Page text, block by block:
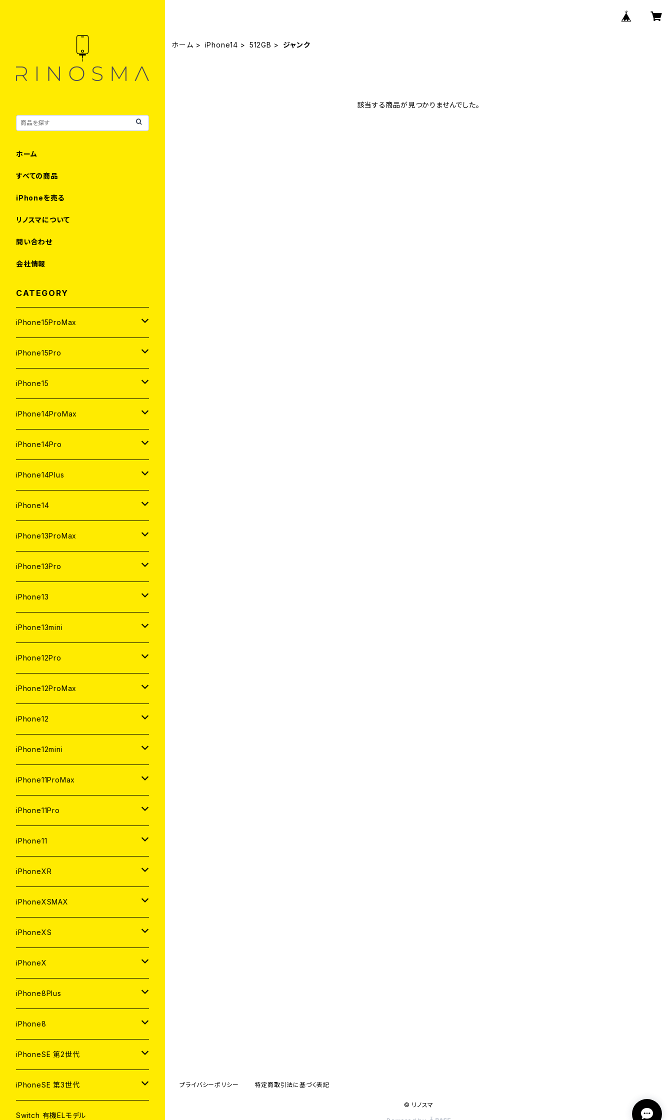
ホーム iPhone14 512GB ジャンク
該当する商品が見つかりませんでした。
ホーム
すべての商品
iPhoneを売る
リノスマについて
問い合わせ
会社情報
CATEGORY
iPhone15ProMax
1TB
新品
中古（整備済み）
512GB
新品
中古（整備済み）
256GB
新品
中古（整備済み）
iPhone15Pro
1TB
新品
中古（整備済み）
512GB
新品
中古（整備済み）
256GB
新品
中古（整備済み）
128GB
新品
中古（整備済み）
iPhone15
512GB
新品
中古（整備済み）
256GB
新品
中古（整備済み）
128GB
新品
中古（整備済み）
iPhone14ProMax
1TB
新品
中古（整備済み）
512GB
新品
中古（整備済み）
256GB
新品
中古（整備済み）
128GB
新品
中古（整備済み）
iPhone14Pro
1TB
新品
中古（整備済み）
512GB
新品
中古（整備済み）
256GB
新品
中古（整備済み）
128GB
新品
中古（整備済み）
iPhone14Plus
512GB
新品
中古（整備済み）
256GB
新品
中古（整備済み）
128GB
新品
中古（整備済み）
iPhone14
128GB
新品
中古（整備済み）
256GB
新品
中古（整備済み）
512GB
新品
中古（整備済み）
iPhone13ProMax
1TB
新品
中古（整備済み）
512GB
新品
中古（整備済み）
256GB
新品
中古（整備済み）
128GB
新品
中古（整備済み）
iPhone13Pro
1TB
新品
中古（整備済み）
512GB
新品
中古（整備済み）
256GB
新品
中古（整備済み）
128GB
新品
中古（整備済み）
iPhone13
512GB
新品
中古（整備済み）
256GB
新品
中古（整備済み）
128GB
新品
中古（整備済み）
iPhone13mini
512GB
新品
中古（整備済み）
256GB
新品
中古（整備済み）
128GB
新品
中古（整備済み）
iPhone12Pro
128GB
新品
中古（整備済み）
256GB
新品
中古（整備済み）
512GB
新品
中古（整備済み）
iPhone12ProMax
512GB
新品
中古（整備済み）
256GB
新品
中古（整備済み）
128GB
新品
中古（整備済み）
iPhone12
256GB
新品
中古（整備済み）
128GB
新品
中古（整備済み）
64GB
新品
中古（整備済み）
iPhone12mini
256GB
新品
中古（整備済み）
128GB
新品
中古（整備済み）
64GB
新品
中古（整備済み）
iPhone11ProMax
512GB
新品
中古（整備済み）
256GB
新品
中古（整備済み）
64GB
新品
中古（整備済み）
iPhone11Pro
512GB
新品
中古（整備済み）
256GB
新品
中古（整備済み）
64GB
新品
中古（整備済み）
iPhone11
256GB
新品
中古（整備済み）
128GB
新品
中古（整備済み）
64GB
新品
中古（整備済み）
iPhoneXR
256GB
新品
中古（整備済み）
128GB
新品
中古（整備済み）
64GB
新品
中古（整備済み）
iPhoneXSMAX
512GB
新品
中古（整備済み）
256GB
新品
中古（整備済み）
64GB
新品
中古（整備済み）
iPhoneXS
512GB
新品
中古（整備済み）
256GB
新品
中古（整備済み）
64GB
新品
中古（整備済み）
iPhoneX
256GB
新品
中古（整備済み）
64GB
新品
中古（整備済み）
iPhone8Plus
256GB
新品
中古（整備済み）
128GB
新品
中古（整備済み）
64GB
新品
iPhone8
256GB
新品
中古（整備済み）
128GB
新品
64GB
iPhoneSE 第2世代
256GB
新品
128GB
iPhoneSE 第3世代
256GB
Switch 有機ELモデル
プライバシーポリシー 特定商取引法に基づく表記
© リノスマ